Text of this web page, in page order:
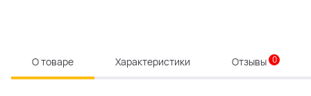
О товаре Характеристики Отзывы 0